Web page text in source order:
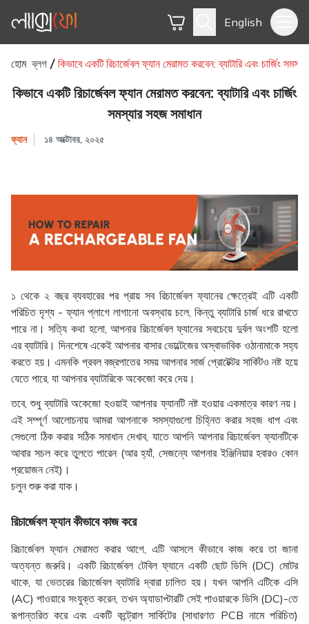
English
হোম ব্লগ কিভাবে একটি রিচার্জেবল ফ্যান মেরামত করবেন: ব্যাটারি এবং চার্জিং
কিভাবে একটি রিচার্জেবল ফ্যান মেরামত করবেন: ব্যাটারি এবং চার্জিং
সমস্যার সহজ সমাধান
ফ্যান ১৪ অক্টোবর, ২০২৫
১ থেকে ২ বছর ব্যবহারের পর প্রায় সব রিচার্জেবল ফ্যানেরক্ষেত্রেই এটি একটি
পরিচিত দৃশ্য - ফ্যান প্লাগে লাগানো অবস্থায় চলে, কিন্তু ব্যাটারি চার্জ ধরে রাখতে
পারে না। সত্যি কথা হলো, আপনার রিচার্জেবল ফ্যানের সবচেয়ে দুর্বল অংশটি হলো
এর ব্যাটারি। দিনশেষে একেই আপনার বাসার ভোল্টেজের অস্বাভাবিক ওঠানামাকে সহ্য
করতে হয়। এমনকি প্রবল বজ্রপাতের সময় আপনার সার্জ প্রোটেক্টর সার্কিটও নষ্ট হয়ে
যেতে পারে, যা আপনার ব্যাটারিকে অকেজো করে দেয়।
তবে, শুধু ব্যাটারি অকেজো হওয়াই আপনার ফ্যানটি নষ্ট হওয়ার একমাত্র কারণ নয়।
এই সম্পূর্ণ আলোচনায় আমরা আপনাকে সমস্যাগুলো চিহ্নিত করার সহজ ধাপ এবং
সেগুলো ঠিক করার সঠিক সমাধান দেখাব, যাতে আপনি আপনার রিচার্জেবল ফ্যানটিকে
আবার সচল করে তুলতে পারেন (আর হ্যাঁ, সেজন্যে আপনার ইঞ্জিনিয়ার হবারও কোন
প্রয়োজন নেই)।
চলুন শুরু করা যাক।
রিচার্জেবল ফ্যান কীভাবে কাজ করে
রিচার্জেবল ফ্যান মেরামত করার আগে, এটি আসলে কীভাবে কাজ করে তা জানা
অত্যন্ত জরুরি। একটি রিচার্জেবলটেবিল ফ্যানে একটি ছোট ডিসি (DC) মোটর
থাকে, যা ভেতরের রিচার্জেবল ব্যাটারি দ্বারা চালিত হয়। যখন আপনি এটিকে এসি
(AC) পাওয়ারে সংযুক্ত করেন, তখন অ্যাডাপ্টারটি সেই পাওয়ারকে ডিসি (DC)-তে
রূপান্তরিত করে এবং একটি কন্ট্রোল সার্কিটের (সাধারণত PCB নামে পরিচিত)